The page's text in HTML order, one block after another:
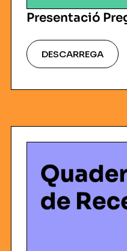
Presentació
DESCARREGA